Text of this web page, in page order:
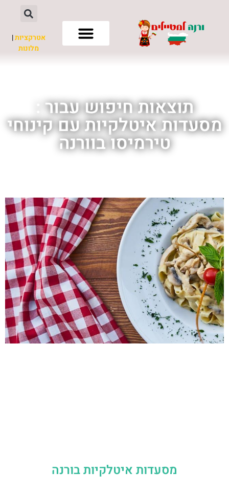
אטרקציות|
מלונות
תוצאות חיפוש עבור :
מסעדות איטלקיות עם קינוחי
טירמיסו בוורנה
מסעדות איטלקיות בורנה